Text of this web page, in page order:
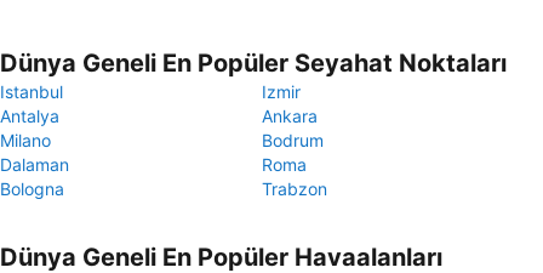
Dünya Geneli En Popüler Seyahat Noktaları
Istanbul
Izmir
Antalya
Ankara
Milano
Bodrum
Dalaman
Roma
Bologna
Trabzon
Dünya Geneli En Popüler Havaalanları